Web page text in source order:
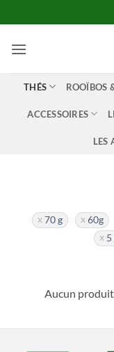
au
contenu
THÉS ROOÏBOS
ACCESSOIRES
LES
70 g 60g
5
Aucun